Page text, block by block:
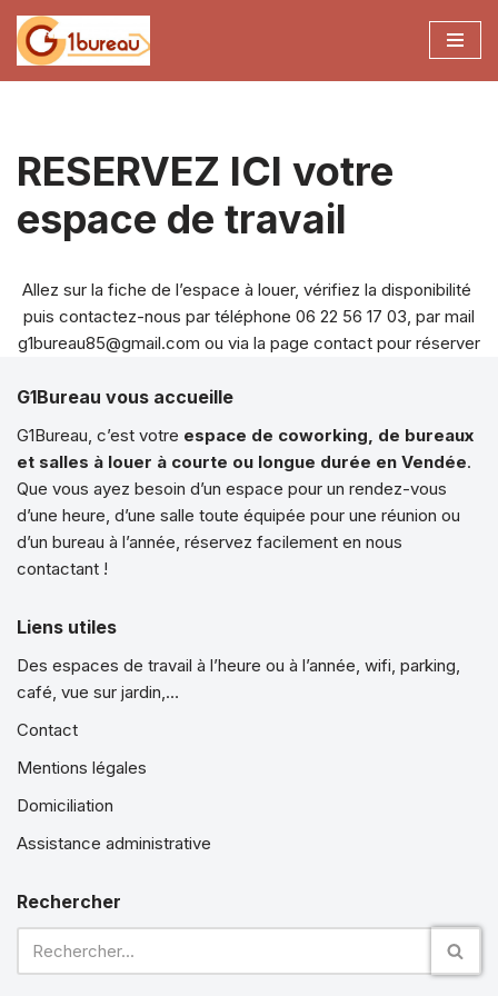
Aller
au
RESERVEZ ICI votre
espace de travail
Allez sur la fiche de l’espace à louer, vérifiez la disponibilité
puis contactez-nous par téléphone 06 22 56 17 03, par mail
g1bureau85@gmail.com ou via la page contact pour réserver
G1Bureau vous accueille
G1Bureau, c’est votre espace de coworking, de bureaux
et salles à louer à courte ou longue durée en Vendée.
Que vous ayez besoin d’un espace pour un rendez-vous
d’une heure, d’une salle toute équipée pour une réunion ou
d’un bureau à l’année, réservez facilement en nous
contactant !
Liens utiles
Des espaces de travail à l’heure ou à l’année, wifi, parking,
café, vue sur jardin,…
Contact
Mentions légales
Domiciliation
Assistance administrative
Rechercher